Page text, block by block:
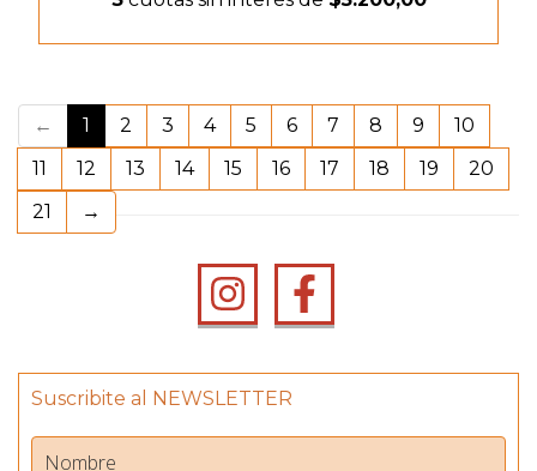
← 1 (current)
2 3 4 5 6 7 8 9
10
11
12 13 14 15 16 17 18 19
20
21
→
Suscribite al NEWSLETTER